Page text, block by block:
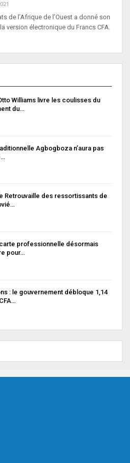
de l’Afrique de l’Ouest a donné son
version électronique du Francs CFA.
Williams livre les coulisses du
du…
Agbogboza n’aura pas
Retrouvaille des ressortissants de
professionnelle désormais
pour…
: le gouvernement débloque 1,14